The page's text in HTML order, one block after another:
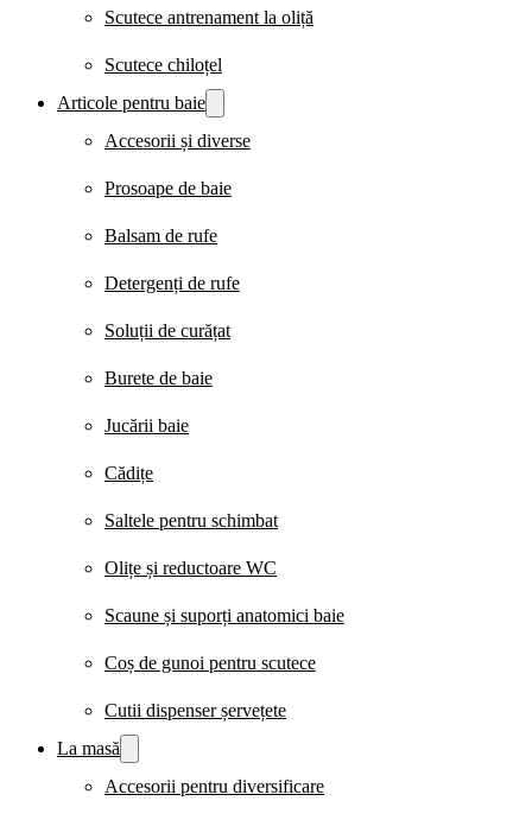
Scutece antrenament la oliță
Scutece chiloțel
Articole pentru baie
Accesorii și diverse
Prosoape de baie
Balsam de rufe
Detergenți de rufe
Soluții de curățat
Burete de baie
Jucării baie
Cădițe
Saltele pentru schimbat
Olițe și reductoare WC
Scaune și suporți anatomici baie
Coș de gunoi pentru scutece
Cutii dispenser șervețete
La masă
Accesorii pentru diversificare